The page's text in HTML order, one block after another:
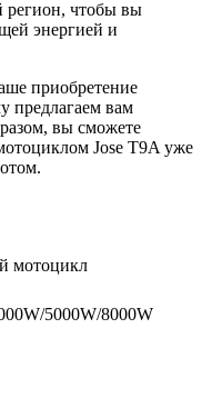
регион, чтобы вы
энергией и
приобретение
предлагаем вам
вы сможете
Jose T9A уже
мотоцикл
5000W/8000W